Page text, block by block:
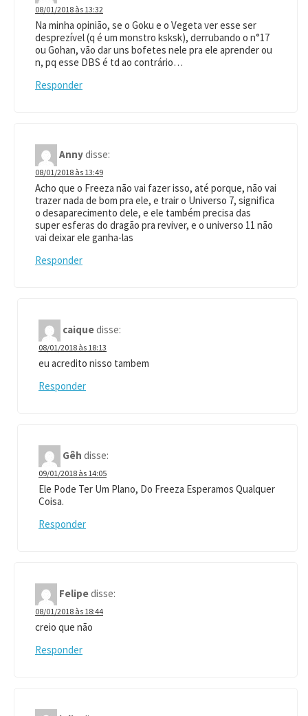
08/01/2018 às 13:32
Na minha opinião, se o Goku e o Vegeta ver esse ser
desprezível (q é um monstro ksksk), derrubando o n°17
ou Gohan, vão dar uns bofetes nele pra ele aprender ou
n, pq esse DBS é td ao contrário…
Responder
Annydisse:
08/01/2018 às 13:49
Acho que o Freeza não vai fazer isso, até porque, não vai
trazer nada de bom pra ele, e trair o Universo 7, significa
o desaparecimento dele, e ele também precisa das
super esferas do dragão pra reviver, e o universo 11 não
vai deixar ele ganha-las
Responder
caiquedisse:
08/01/2018 às 18:13
eu acredito nisso tambem
Responder
Gêh disse:
09/01/2018 às 14:05
Ele Pode Ter Um Plano, Do Freeza Esperamos Qualquer
Coisa.
Responder
Felipedisse:
08/01/2018 às 18:44
creio que não
Responder